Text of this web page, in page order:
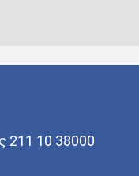
211 10 38000